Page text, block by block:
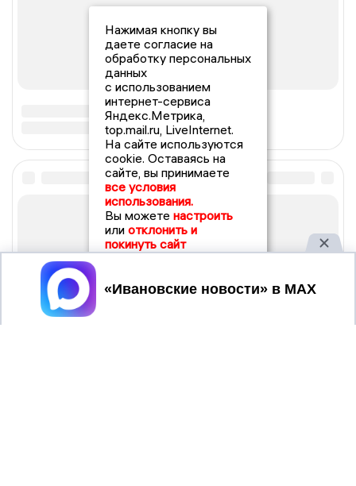
Нажимая кнопку вы
даете согласие на
обработку персональных
данных
с использованием
интернет-сервиса
Яндекс.Метрика,
top.mail.ru, LiveInternet.
На сайте используются
cookie. Оставаясь на
сайте, вы принимаете
все условия
использования.
Вы можете настроить
или отклонить и
покинуть сайт
Принять